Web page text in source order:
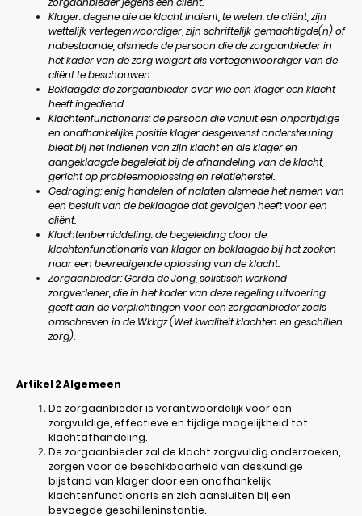
Klager: degene die de klacht indient, te weten: de cliënt, zijn
wettelijk vertegenwoordiger, zijn schriftelijk gemachtigde(n) of
nabestaande, alsmede de persoon die de zorgaanbieder in
het kader van de zorg weigert als vertegenwoordiger van de
cliënt te beschouwen.
Beklaagde: de zorgaanbieder over wie een klager een klacht
heeft ingediend.
Klachtenfunctionaris: de persoon die vanuit een onpartijdige
en onafhankelijke positie klager desgewenst ondersteuning
biedt bij het indienen van zijn klacht en die klager en
aangeklaagde begeleidt bij de afhandeling van de klacht,
gericht op probleemoplossing en relatieherstel.
Gedraging: enig handelen of nalaten alsmede het nemen van
een besluit van de beklaagde dat gevolgen heeft voor een
cliënt.
Klachtenbemiddeling: de begeleiding door de
klachtenfunctionaris van klager en beklaagde bij het zoeken
naar een bevredigende oplossing van de klacht.
Zorgaanbieder: Gerda de Jong, solistisch werkend
zorgverlener, die in het kader van deze regeling uitvoering
geeft aan de verplichtingen voor een zorgaanbieder zoals
omschreven in de Wkkgz (Wet kwaliteit klachten en geschillen
zorg).
Artikel 2Algemeen
De zorgaanbieder is verantwoordelijk voor een
zorgvuldige, effectieve en tijdige mogelijkheid tot
klachtafhandeling.
De zorgaanbieder zal de klacht zorgvuldig onderzoeken,
zorgen voor de beschikbaarheid van deskundige
bijstand van klager door een onafhankelijk
klachtenfunctionaris en zich aansluiten bij een
bevoegde geschilleninstantie.